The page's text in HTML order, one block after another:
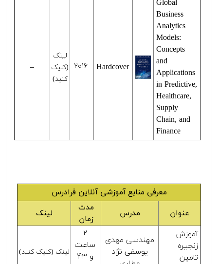
Global
Business
Analytics
Models:
Concepts
and
Applications
in Predictive,
Healthcare,
Supply
Chain, and
Finance
Hardcover ۲۰۱۶
لینک
(کلیک
کنید)
–
معرفی منابع آموزشی آنلاین فرادرس
عنوان
مدرس
مدت
زمان
لینک
آموزش
زنجیره
تامین
مهندسی مهدی
یوسفی نژاد
۲
ساعت
و ۴۳
لینک (کلیک کنید)